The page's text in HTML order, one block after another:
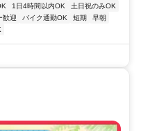
1日4時間以内OK
土日祝のみOK
歓迎 バイク通勤OK 短期
早朝